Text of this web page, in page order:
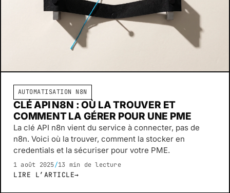
AUTOMATISATION N8N
CLÉ API N8N : OÙ LA TROUVER ET
COMMENT LA GÉRER POUR UNE PME
La clé API n8n vient du service à connecter, pas de
n8n. Voici où la trouver, comment la stocker en
credentials et la sécuriser pour votre PME.
1 août 2025/13 min de lecture
LIRE L’ARTICLE→